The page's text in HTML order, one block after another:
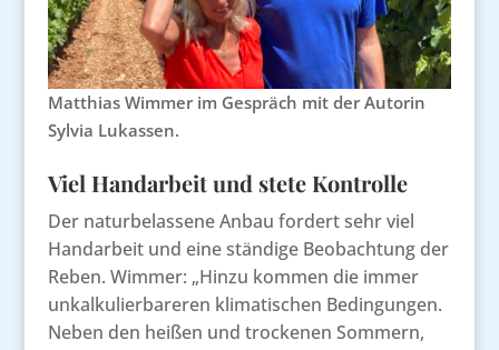
Matthias Wimmer im Gespräch mit der Autorin
Sylvia Lukassen.
Viel Handarbeit und stete Kontrolle
Der naturbelassene Anbau fordert sehr viel
Handarbeit und eine ständige Beobachtung der
Reben. Wimmer: „Hinzu kommen die immer
unkalkulierbareren klimatischen Bedingungen.
Neben den heißen und trockenen Sommern,